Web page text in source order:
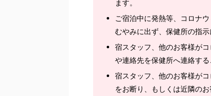
ます。
ご宿泊中に発熱等、コロナ
むやみに出ず、保健所の指
宿スタッフ、他のお客様が
や連絡先を保健所へ連絡する
宿スタッフ、他のお客様が
をお断り、もしくは近隣の